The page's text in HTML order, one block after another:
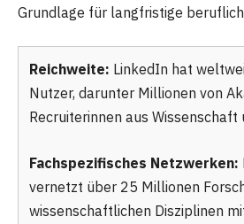
Grundlage für langfristige
Reichweite: LinkedIn hat
Nutzer, darunter Millionen von
Recruiterinnen aus Wissenschaft
Fachspezifisches Netzwerken:
vernetzt über 25 Millionen
wissenschaftlichen Disziplinen